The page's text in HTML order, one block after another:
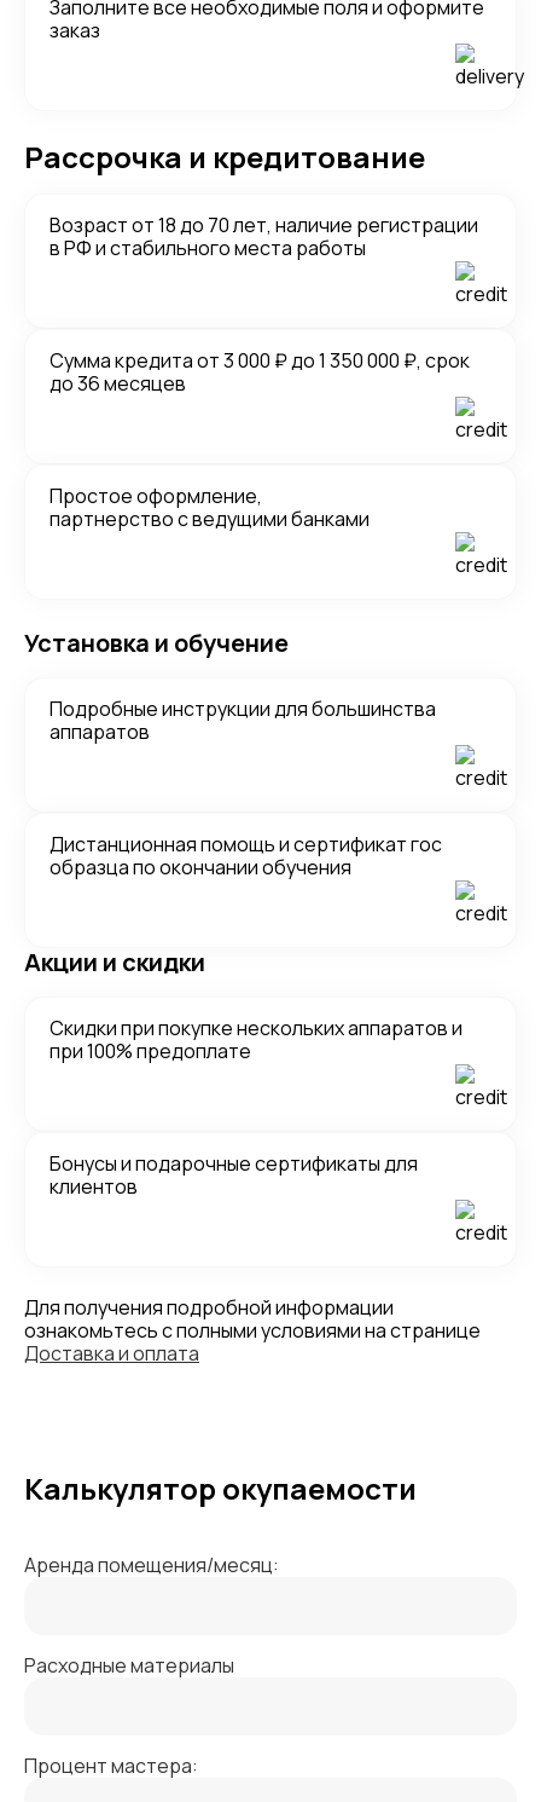
Заполните все необходимые поля и оформите
заказ
Рассрочка и кредитование
Возраст от 18 до 70 лет, наличие регистрации
в РФ и стабильного места работы
Сумма кредита от 3 000 ₽ до 1 350 000 ₽, срок
до 36 месяцев
Простое оформление,
партнерство с ведущими банками
Установка и обучение
Подробные инструкции для большинства
аппаратов
Дистанционная помощь и сертификат гос
образца по окончании обучения
Акции и скидки
Скидки при покупке нескольких аппаратов и
при 100% предоплате
Бонусы и подарочные сертификаты для
клиентов
Для получения подробной информации
ознакомьтесь с полными условиями на странице
Доставка и оплата
Калькулятор окупаемости
Аренда помещения/месяц:
Расходные материалы
Процент мастера: